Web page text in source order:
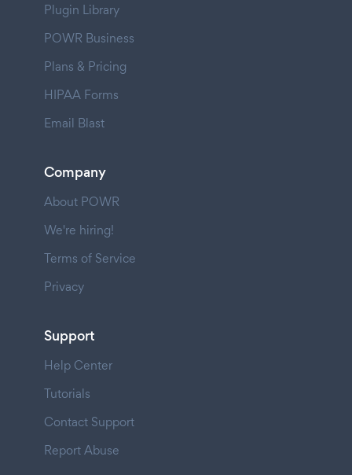
Plugin Library
POWR Business
Plans & Pricing
HIPAA Forms
Email Blast
Company
About POWR
We're hiring!
Terms of Service
Privacy
Support
Help Center
Tutorials
Contact Support
Report Abuse